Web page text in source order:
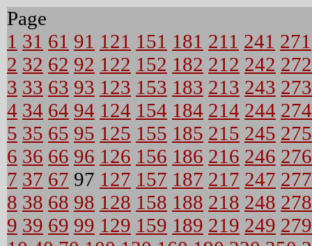
Page
1 31 61 91 121 151 181 211 241 271
2 32 62 92 122 152 182 212 242 272
3 33 63 93 123 153 183 213 243 273
4 34 64 94 124 154 184 214 244 274
5 35 65 95 125 155 185 215 245 275
6 36 66 96 126 156 186 216 246 276
7 37 67 97 127 157 187 217 247 277
8 38 68 98 128 158 188 218 248 278
9 39 69 99 129 159 189 219 249 279